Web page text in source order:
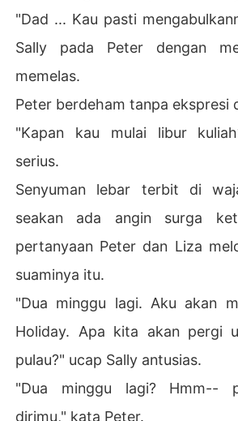
"Dad ... Kau pasti
Sally pada Peter dengan
memelas.
Peter berdeham tanpa ekspresi
"Kapan kau mulai libur
serius.
Senyuman lebar terbit di
seakan ada angin surga
pertanyaan Peter dan Liza
suaminya itu.
"Dua minggu lagi. Aku akan
Holiday. Apa kita akan pergi
pulau?" ucap Sally antusias.
"Dua minggu lagi? Hmm--
dirimu," kata Peter.